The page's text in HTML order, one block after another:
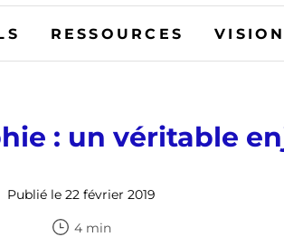
RESSOURCES
: un véritable
Publié le 22 février 2019
4 min